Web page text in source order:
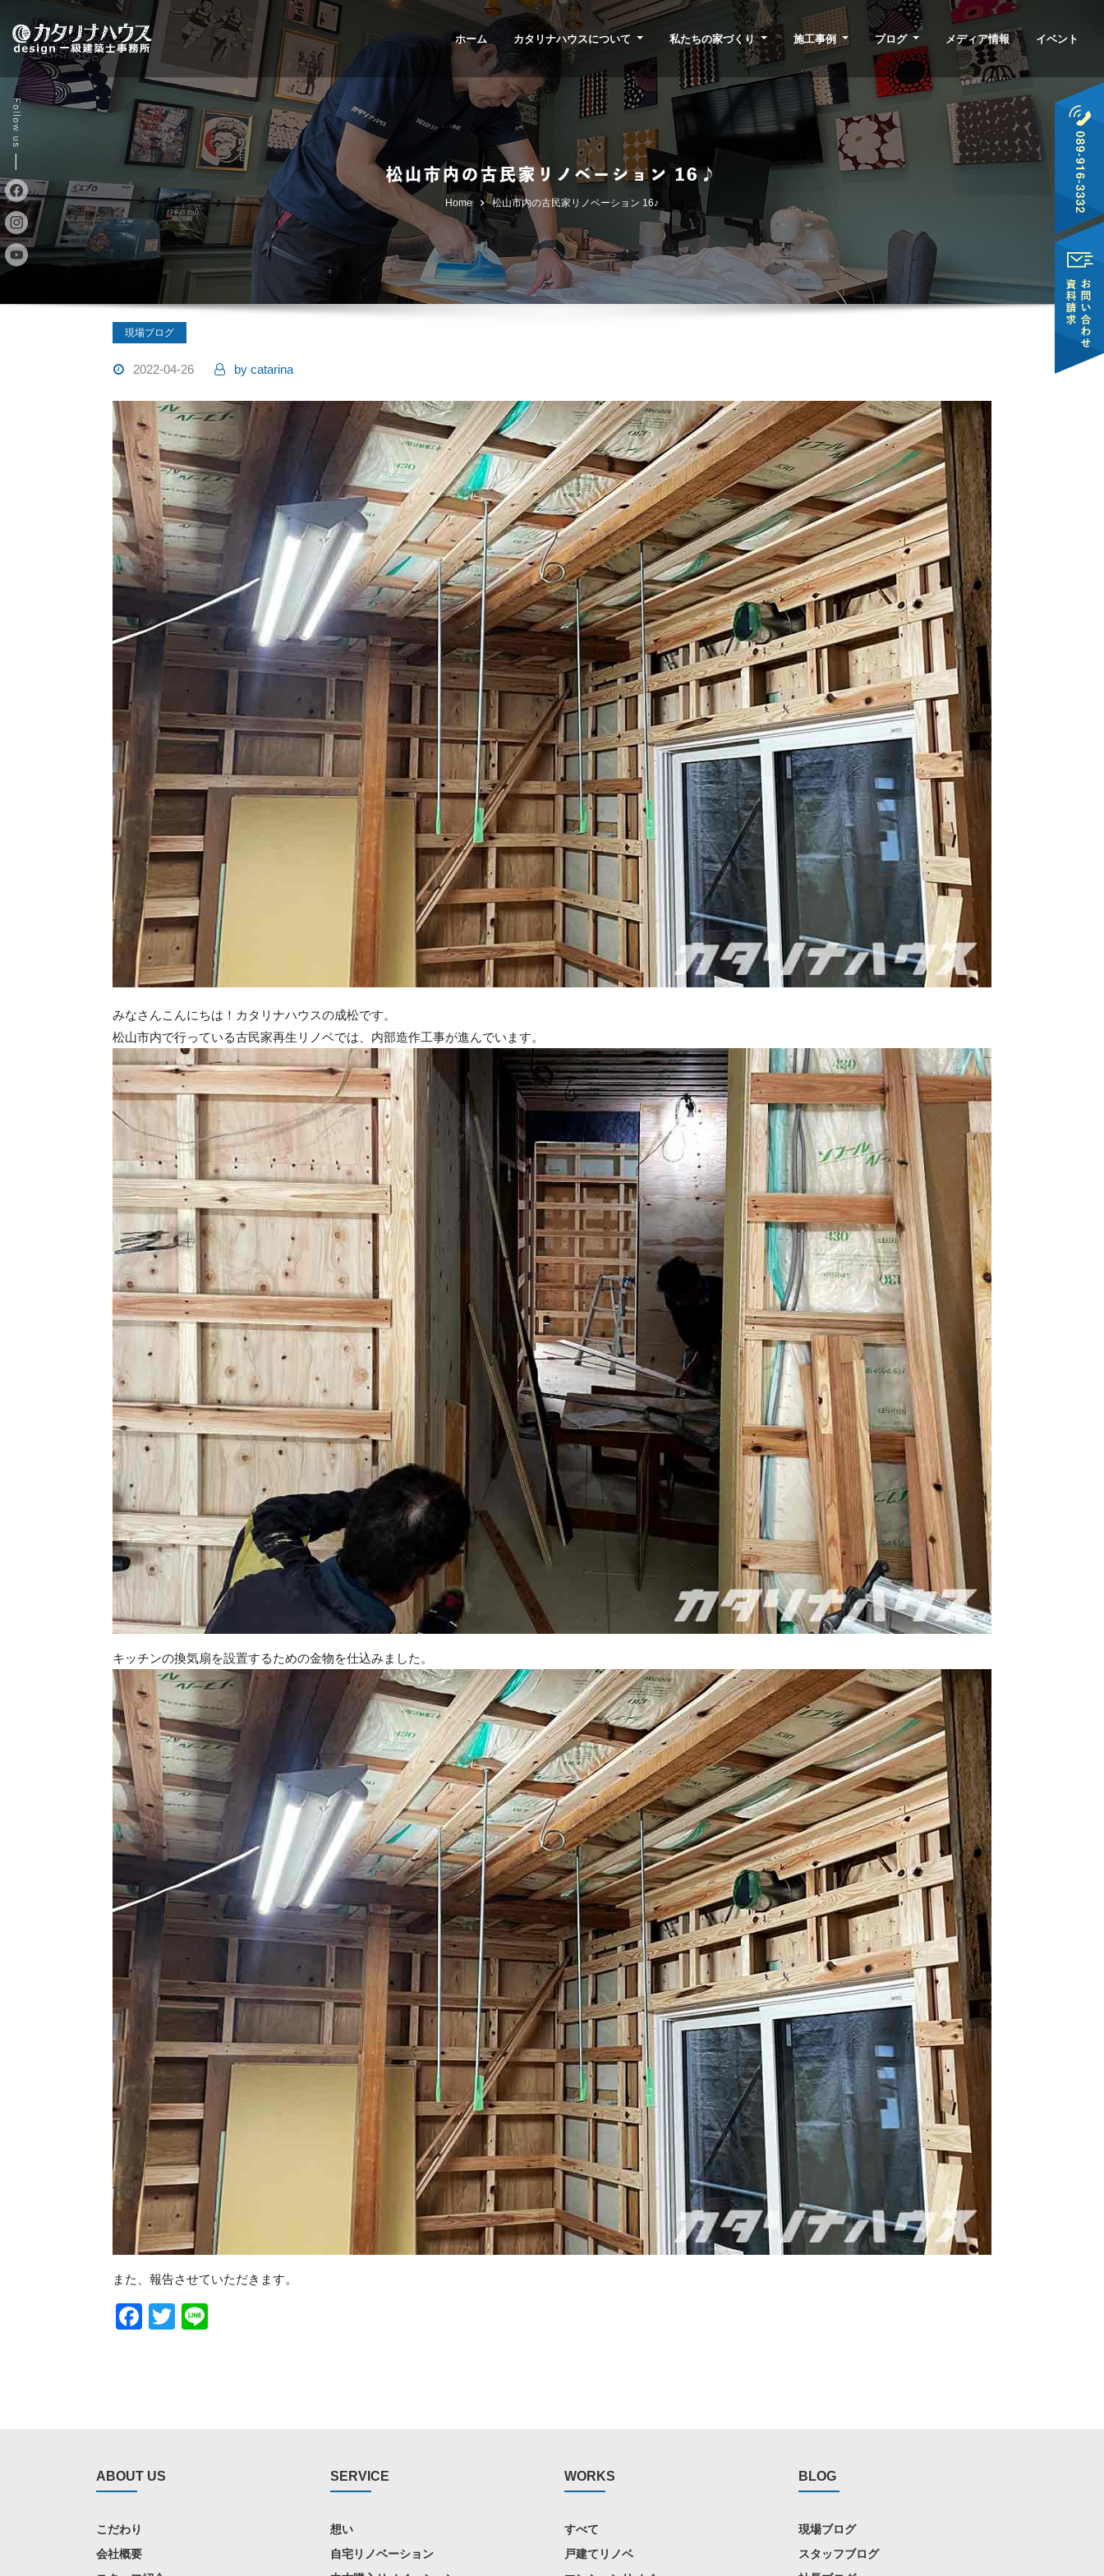
content
ホーム カタリナハウスについて 私たちの家づくり 施工事例 ブログ メディア情報 イベント
松山市内の古民家リノベーション 16♪
Home 松山市内の古民家リノベーション 16♪
現場ブログ
2022-04-26 by catarina
みなさんこんにちは！カタリナハウスの成松です。
松山市内で行っている古民家再生リノベでは、内部造作工事が進んでいます。
キッチンの換気扇を設置するための金物を仕込みました。
また、報告させていただきます。
Facebook
Twitter
ABOUT US
こだわり
会社概要
SERVICE
想い
自宅リノベーション
WORKS
すべて
戸建てリノベ
BLOG
現場ブログ
スタッフブログ